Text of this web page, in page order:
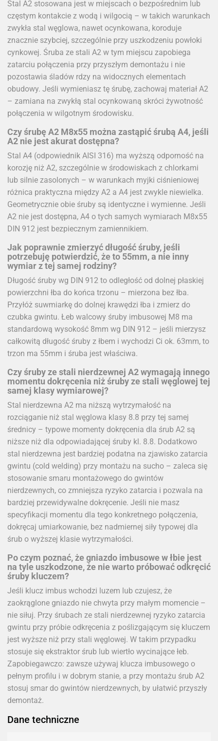
Stal A2 stosowana jest w miejscach o bezpośrednim lub
częstym kontakcie z wodą i wilgocią – w takich warunkach
zwykła stal węglowa, nawet ocynkowana, koroduje
znacznie szybciej, szczególnie przy uszkodzeniu powłoki
cynkowej. Śruba ze stali A2 w tym miejscu zapobiega
zatarciu połączenia przy przyszłym demontażu i nie
pozostawia śladów rdzy na widocznych elementach
obudowy. Jeśli wymieniasz tę śrubę, zachowaj materiał A2
– zamiana na zwykłą stal ocynkowaną skróci żywotność
połączenia w wilgotnym środowisku.
Czy śrubę A2 M8x55 można zastąpić śrubą A4, jeśli
A2 nie jest akurat dostępna?
Stal A4 (odpowiednik AISI 316) ma wyższą odporność na
korozję niż A2, szczególnie w środowiskach z chlorkami
lub silnie zasolonych – w warunkach myjki ciśnieniowej
różnica praktyczna między A2 a A4 jest zwykle niewielka.
Geometrycznie obie śruby są identyczne i wymienne. Jeśli
A2 nie jest dostępna, A4 o tych samych wymiarach M8x55
DIN 912 jest bezpiecznym zamiennikiem.
Jak poprawnie zmierzyć długość śruby, jeśli
potrzebuję potwierdzić, że to 55mm, a nie inny
wymiar z tej samej rodziny?
Długość śruby wg DIN 912 to odległość od dolnej płaskiej
powierzchni łba do końca trzonu – mierzona bez łba.
Przyłóż suwmiarkę do dolnej krawędzi łba i zmierz do
czubka gwintu. Łeb walcowy śruby imbusowej M8 ma
standardową wysokość 8mm wg DIN 912 – jeśli mierzysz
całkowitą długość śruby z łbem i wychodzi Ci ok. 63mm, to
trzon ma 55mm i śruba jest właściwa.
Czy śruby ze stali nierdzewnej A2 wymagają innego
momentu dokręcenia niż śruby ze stali węglowej tej
samej klasy wymiarowej?
Stal nierdzewna A2 ma niższą wytrzymałość na
rozciąganie niż stal węglowa klasy 8.8 przy tej samej
średnicy – typowe momenty dokręcenia dla śrub A2 są
niższe niż dla odpowiadającej śruby kl. 8.8. Dodatkowo
stal nierdzewna jest bardziej podatna na zjawisko zatarcia
gwintu (cold welding) przy montażu na sucho – zaleca się
stosowanie smaru montażowego do gwintów
nierdzewnych, co zmniejsza ryzyko zatarcia i pozwala na
bardziej przewidywalne dokręcenie. Jeśli nie masz
specyfikacji momentu dla tego konkretnego połączenia,
dokręcaj umiarkowanie, bez nadmiernej siły typowej dla
śrub o wyższej klasie wytrzymałości.
Po czym poznać, że gniazdo imbusowe w łbie jest
na tyle uszkodzone, że nie warto próbować odkręcić
śruby kluczem?
Jeśli klucz imbus wchodzi luzem lub czujesz, że
zaokrąglone gniazdo nie chwyta przy małym momencie –
nie siłuj. Przy śrubach ze stali nierdzewnej ryzyko zatarcia
gwintu przy próbie odkręcenia z poślizgającym się kluczem
jest wyższe niż przy stali węglowej. W takim przypadku
stosuje się ekstraktor śrub lub wiertło wycinające łeb.
Zapobiegawczo: zawsze używaj klucza imbusowego o
pełnym profilu i w dobrym stanie, a przy montażu śrub A2
stosuj smar do gwintów nierdzewnych, by ułatwić przyszły
demontaż.
Dane techniczne